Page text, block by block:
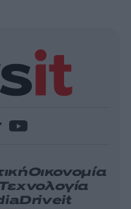
Οικονομία
Driveit